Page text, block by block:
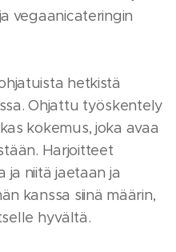
vegaanicateringin
hetkistä
Ohjattu työskentely
kokemus, joka avaa
Harjoitteet
ja niitä jaetaan ja
kanssa siinä määrin,
hyvältä.